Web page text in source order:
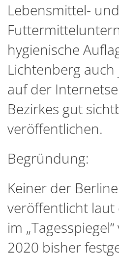
Lebensmittel- und
hygienische
Lichtenberg auch
auf der
Bezirkes gut
veröffentlichen.
Begründung:
Keiner der
veröffentlicht laut
im
2020 bisher